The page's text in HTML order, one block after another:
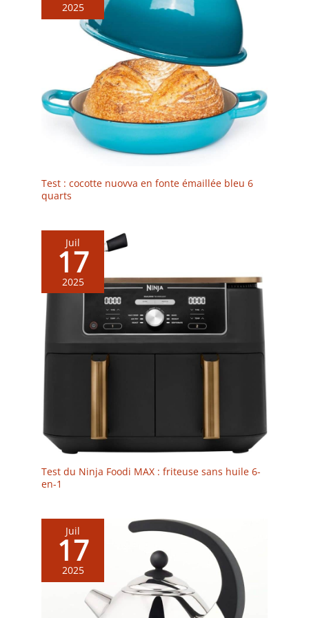
2025
Test : cocotte nuovva en fonte émaillée bleu 6
quarts
Juil
17
2025
Test du Ninja Foodi MAX : friteuse sans huile 6-
en-1
Juil
17
2025